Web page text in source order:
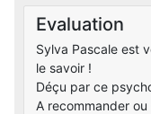
Evaluation
Sylva Pascale est
le savoir !
Déçu par ce
A recommander